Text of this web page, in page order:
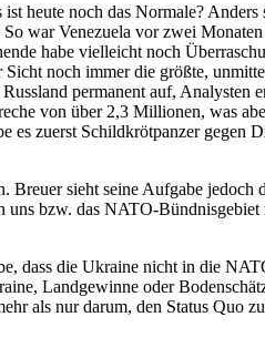
heute noch das Normale?
war Venezuela vor zwei
habe vielleicht noch
noch immer die größte,
permanent auf,
von über 2,3 Millionen, was
es zuerst Schildkrötpanzer
sieht seine Aufgabe
uns bzw. das NATO-
dass die Ukraine nicht in die
Landgewinne oder
als nur darum, den Status